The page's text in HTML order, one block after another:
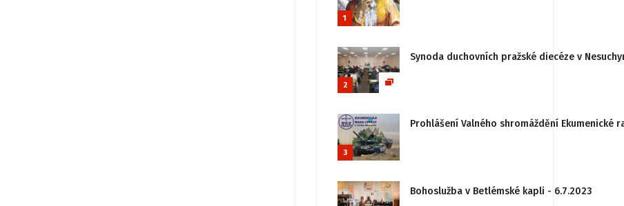
1
2
Synoda duchovních pražské diecéze v
3
Prohlášení Valného shromáždění
Bohoslužba v Betlémské kapli - 6.7.2023